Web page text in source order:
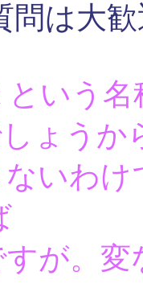
問は大
という
ょうか
いわ
が。